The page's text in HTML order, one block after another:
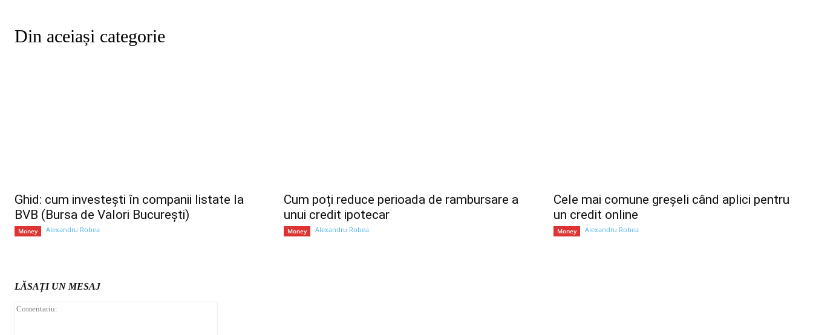
Din aceiași categorie
Ghid: cum investești în companii listate la
BVB (Bursa de Valori București)
Money Alexandru Robea
Cum poți reduce perioada de rambursare a
unui credit ipotecar
Money Alexandru Robea
Cele mai comune greșeli când aplici pentru
un credit online
Money Alexandru Robea
LĂSAȚI UN MESAJ